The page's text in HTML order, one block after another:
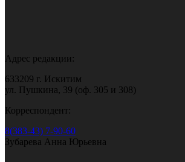
Адрес редакции:
633209 г. Искитим
ул. Пушкина, 39 (оф. 305 и 308)
Корреспондент:
8(383-43) 7-90-60
Зубарева Анна Юрьевна